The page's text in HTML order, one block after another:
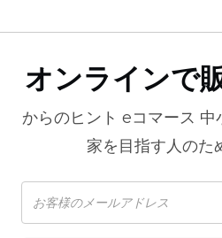
オンラインで
からのヒント eコマース 中
家を目指す人のた